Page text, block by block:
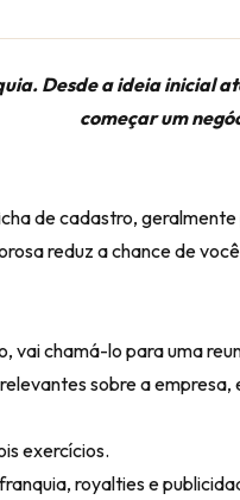
Desde a ideia
começar um
de cadastro,
reduz a chance de
vai chamá-lo para uma
sobre a
exercícios.
royalties e